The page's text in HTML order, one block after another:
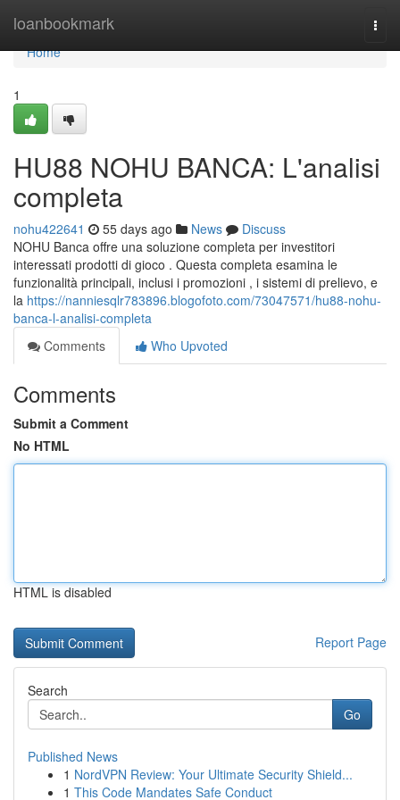
loanbookmark
Home
Home
1
HU88 NOHU BANCA: L'analisi
completa
nohu422641 55 days ago News
Discuss
NOHU Banca offre una soluzione completa per investitori
interessati prodotti di gioco . Questa completa esamina le
funzionalità principali, inclusi i promozioni , i sistemi di prelievo, e
la https://nanniesqlr783896.blogofoto.com/73047571/hu88-nohu-
banca-l-analisi-completa
Comments
Who Upvoted
Comments
Submit a Comment
No HTML
HTML is disabled
Report Page
Search
Go
Published News
1 NordVPN Review: Your Ultimate Security Shield...
1 This Code Mandates Safe Conduct